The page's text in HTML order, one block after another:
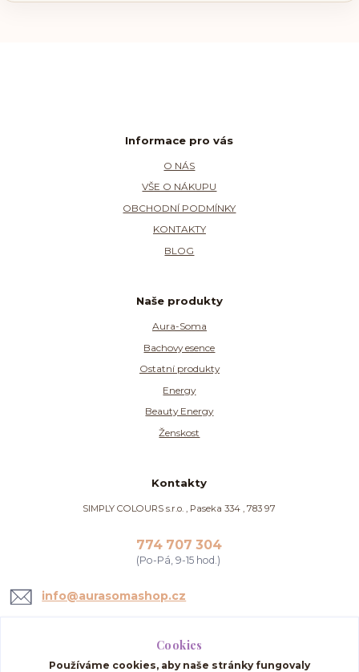
Informace pro vás
O NÁS
VŠE O NÁKUPU
OBCHODNÍ PODMÍNKY
KONTAKTY
BLOG
Naše produkty
Aura-Soma
Bachovy esence
Ostatní produkty
Energy
Beauty Energy
Ženskost
Kontakty
SIMPLY COLOURS s.r.o. , Paseka 334 , 783 97
774 707 304
(Po-Pá, 9-15 hod.)
info@aurasomashop.cz
Cookies
Používáme cookies, aby naše stránky fungovaly